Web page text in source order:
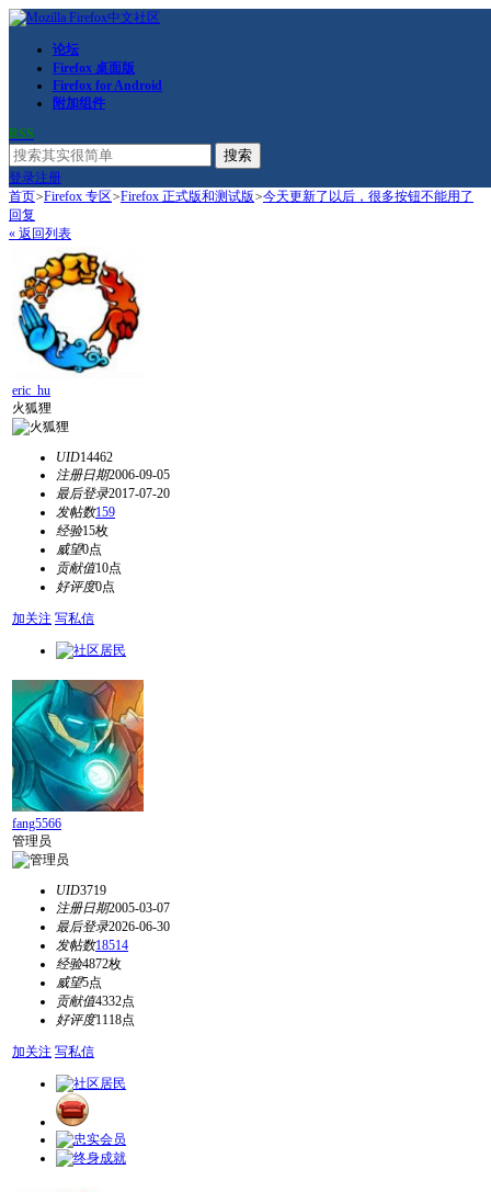
论坛
Firefox 桌面版
Firefox for Android
附加组件
RSS
搜索
登录注册
首页>Firefox 专区>Firefox 正式版和测试版>今天更新了以后，很多按钮不能用了
回复
« 返回列表
eric_hu
火狐狸
UID14462
注册日期2006-09-05
最后登录2017-07-20
发帖数159
经验15枚
威望0点
贡献值10点
好评度0点
加关注 写私信
fang5566
管理员
UID3719
注册日期2005-03-07
最后登录2026-06-30
发帖数18514
经验4872枚
威望5点
贡献值4332点
好评度1118点
加关注 写私信